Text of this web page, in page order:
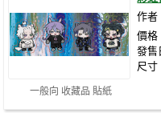
一般向 收藏品 貼紙
作者
價格
發售
尺寸